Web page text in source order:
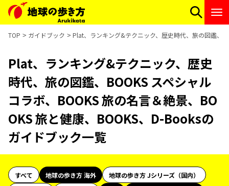
TOP ガイドブック Plat、ランキング&テクニック、歴史時代、旅の図鑑、
Plat、ランキング&テクニック、歴史
時代、旅の図鑑、BOOKS スペシャル
コラボ、BOOKS 旅の名言＆絶景、BO
OKS 旅と健康、BOOKS、D-Booksの
ガイドブック一覧
すべて 地球の歩き方 海外
地球の歩き方 Jシリーズ（国内）